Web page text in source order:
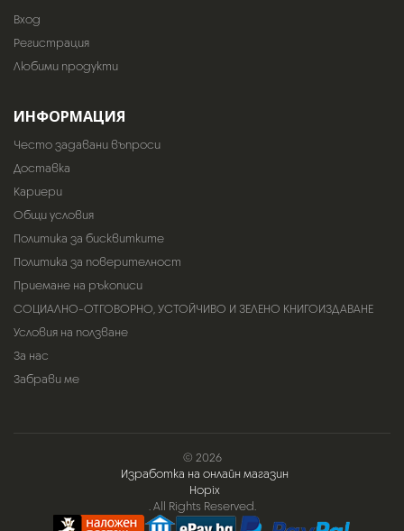
Вход
Регистрация
Любими продукти
ИНФОРМАЦИЯ
Често задавани въпроси
Доставка
Кариери
Общи условия
Политика за бисквитките
Политика за поверителност
Приемане на ръкописи
СОЦИАЛНО-ОТГОВОРНО, УСТОЙЧИВО И ЗЕЛЕНО КНИГОИЗДАВАНЕ
Условия на ползване
За нас
Забрави ме
© 2026
Изработка на онлайн магазин
Hopix
. All Rights Reserved.